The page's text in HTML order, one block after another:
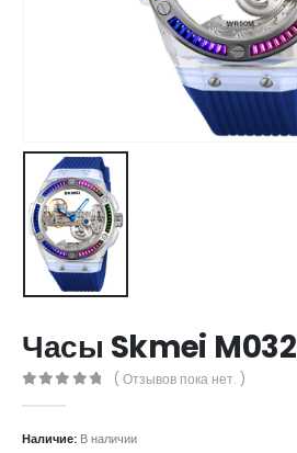
Часы Skmei M032
( Отзывов пока нет. )
Наличие: В наличии